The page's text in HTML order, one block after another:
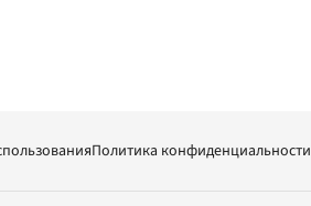
Политика конфиденциальности